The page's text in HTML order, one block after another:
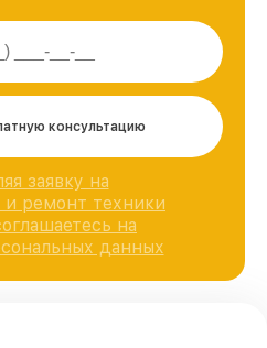
консультацию
заявку на
и ремонт техники
на
данных